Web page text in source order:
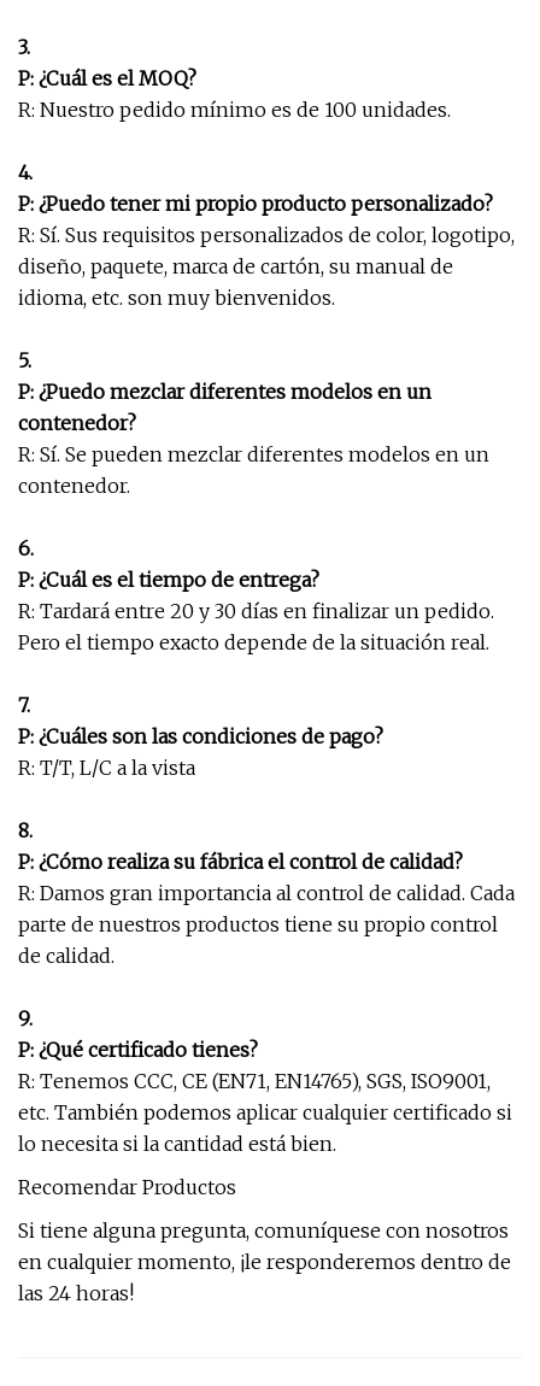
3.
P: ¿Cuál es el MOQ?
R: Nuestro pedido mínimo es de 100 unidades.
4.
P: ¿Puedo tener mi propio producto personalizado?
R: Sí. Sus requisitos personalizados de color, logotipo,
diseño, paquete, marca de cartón, su manual de
idioma, etc. son muy bienvenidos.
5.
P: ¿Puedo mezclar diferentes modelos en un
contenedor?
R: Sí. Se pueden mezclar diferentes modelos en un
contenedor.
6.
P: ¿Cuál es el tiempo de entrega?
R: Tardará entre 20 y 30 días en finalizar un pedido.
Pero el tiempo exacto depende de la situación real.
7.
P: ¿Cuáles son las condiciones de pago?
R: T/T, L/C a la vista
8.
P: ¿Cómo realiza su fábrica el control de calidad?
R: Damos gran importancia al control de calidad. Cada
parte de nuestros productos tiene su propio control
de calidad.
9.
P: ¿Qué certificado tienes?
R: Tenemos CCC, CE (EN71, EN14765), SGS, ISO9001,
etc. También podemos aplicar cualquier certificado si
lo necesita si la cantidad está bien.
Recomendar Productos
Si tiene alguna pregunta, comuníquese con nosotros
en cualquier momento, ¡le responderemos dentro de
las 24 horas!